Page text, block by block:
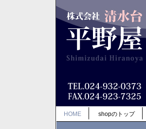
HOME shopのトップ